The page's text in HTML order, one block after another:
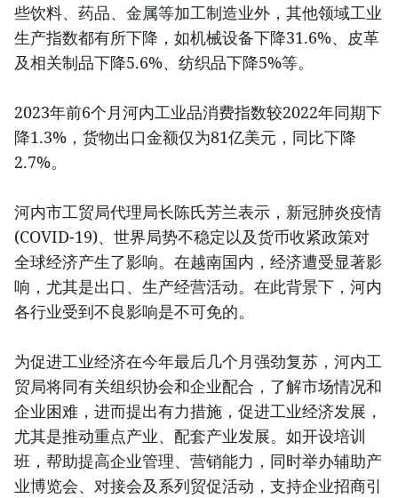
些饮料、药品、金属等加工制造业外，其他领域工业
生产指数都有所下降，如机械设备下降31.6%、皮革
及相关制品下降5.6%、纺织品下降5%等。
2023年前6个月河内工业品消费指数较2022年同期下
降1.3%，货物出口金额仅为81亿美元，同比下降
2.7%。
河内市工贸局代理局长陈氏芳兰表示，新冠肺炎疫情
(COVID-19)、世界局势不稳定以及货币收紧政策对
全球经济产生了影响。在越南国内，经济遭受显著影
响，尤其是出口、生产经营活动。在此背景下，河内
各行业受到不良影响是不可免的。
为促进工业经济在今年最后几个月强劲复苏，河内工
贸局将同有关组织协会和企业配合，了解市场情况和
企业困难，进而提出有力措施，促进工业经济发展，
尤其是推动重点产业、配套产业发展。如开设培训
班，帮助提高企业管理、营销能力，同时举办辅助产
业博览会、对接会及系列贸促活动，支持企业招商引